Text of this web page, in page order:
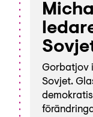
Gorbatjov
Sovjet.